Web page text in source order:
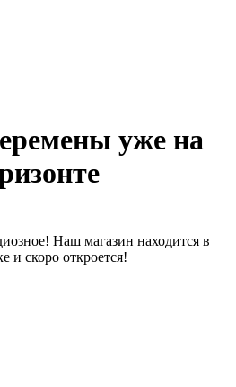
уже на
Наш магазин находится в
и скоро откроется!